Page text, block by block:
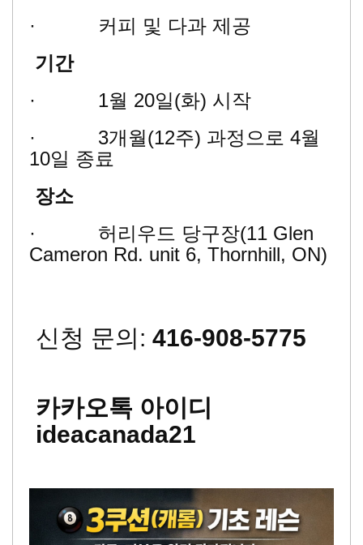
· 커피 및 다과 제공
기간
· 1월 20일(화) 시작
· 3개월(12주) 과정으로 4월
10일 종료
장소
· 허리우드 당구장(11 Glen
Cameron Rd. unit 6, Thornhill, ON)
신청 문의: 416-908-5775
카카오톡 아이디
ideacanada21